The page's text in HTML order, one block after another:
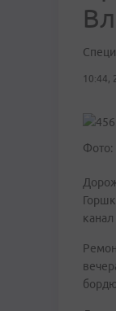
10:44,
Фото: